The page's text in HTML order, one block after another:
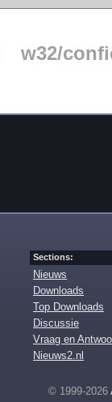
w32/
Sections:
Nieuws
Downloads
Top Downloads
Discussie
Vraag en
Nieuws2.nl
© 1999-2026